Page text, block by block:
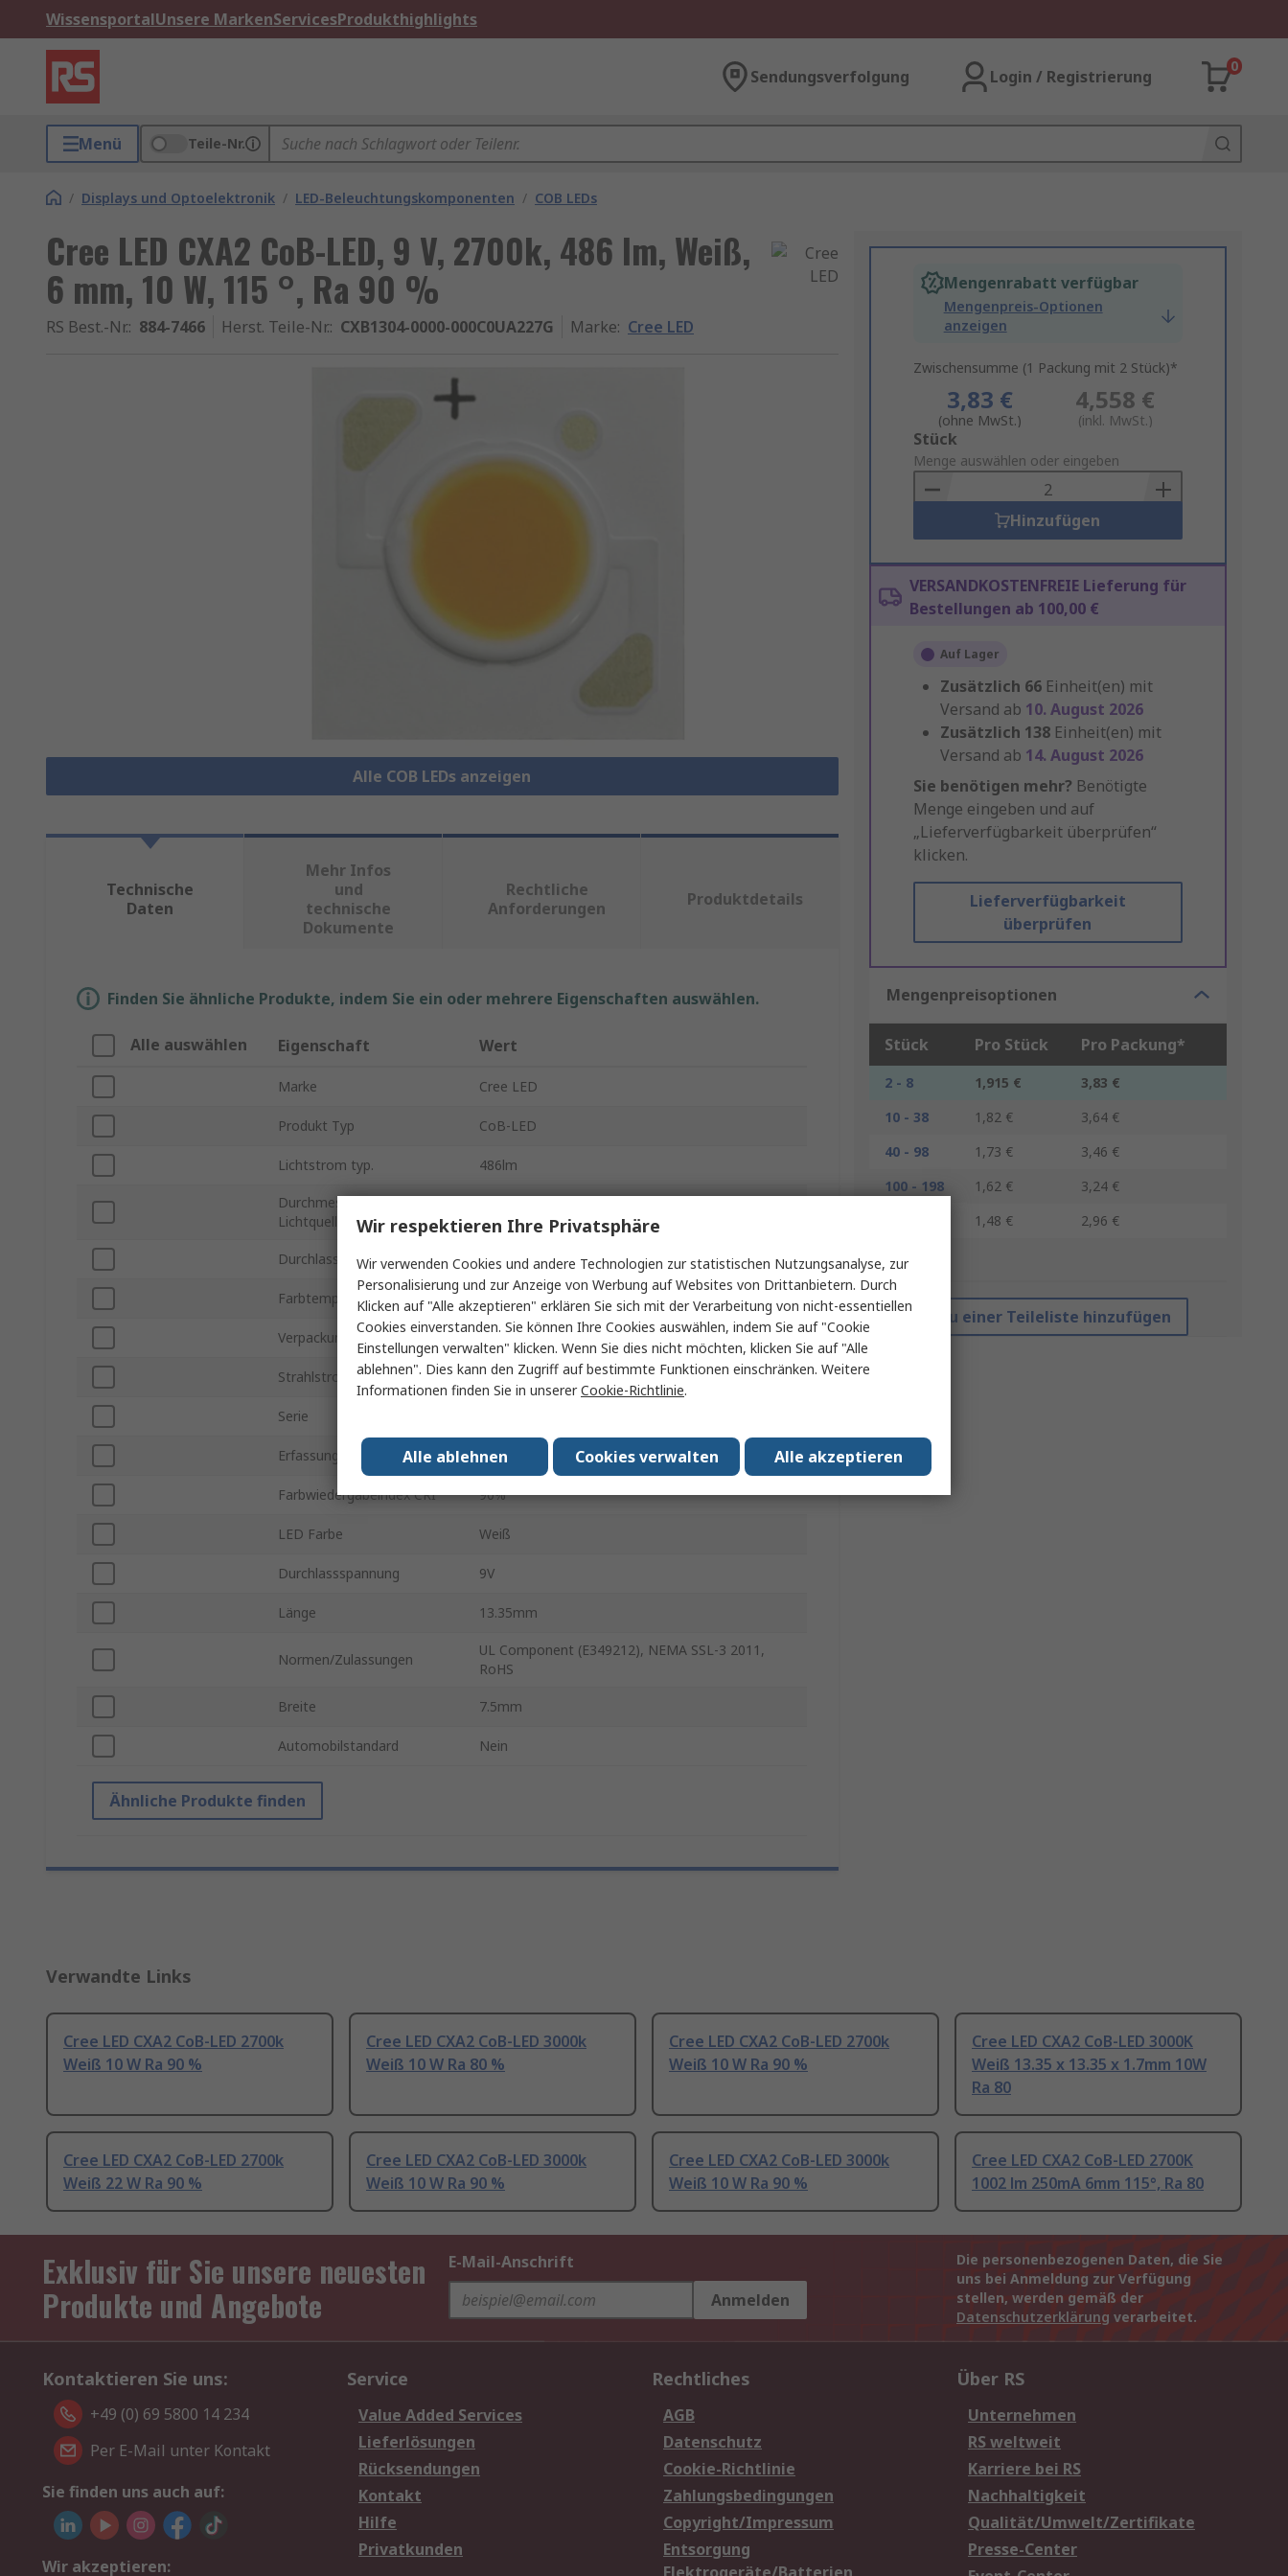
WissensportalUnsere MarkenServicesProdukthighlights
Sendungsverfolgung Login / Registrierung
0
Menü Teile-Nr.
/ Displays und Optoelektronik / LED-Beleuchtungskomponenten / COB LEDs
Cree LED CXA2 CoB-LED, 9 V, 2700k, 486 lm, Weiß,
6 mm, 10 W, 115 °, Ra 90 %
RS Best.-Nr.: 884-7466 Herst. Teile-Nr.: CXB1304-0000-000C0UA227G Marke: Cree LED
Alle COB LEDs anzeigen
Mengenrabatt verfügbar
Mengenpreis-Optionen
anzeigen
Zwischensumme (1 Packung mit 2 Stück)*
3,83 €
(ohne MwSt.)
4,558 €
(inkl. MwSt.)
Add
to
Basket
Stück
Menge auswählen oder eingeben
Hinzufügen
VERSANDKOSTENFREIE Lieferung für
Bestellungen ab 100,00 €
Auf Lager
Zusätzlich 66 Einheit(en) mit
Versand ab 10. August 2026
Zusätzlich 138 Einheit(en) mit
Versand ab 14. August 2026
Sie benötigen mehr? Benötigte
Menge eingeben und auf
„Lieferverfügbarkeit überprüfen“
klicken.
Lieferverfügbarkeit
überprüfen
Mengenpreisoptionen
Stück Pro Stück Pro Packung*
2 - 8 1,915 €
3,83 €
10 - 38
1,82 €
3,64 €
40 - 98
1,73 €
3,46 €
100 - 198
1,62 €
3,24 €
1,48 € 2,96 €
*Richtpreis
Zu einer Teileliste hinzufügen
Technische
Daten
Mehr Infos
und
technische
Dokumente
Rechtliche
Anforderungen
Produktdetails
Finden Sie ähnliche Produkte, indem Sie ein oder mehrere Eigenschaften auswählen.
Alle auswählen Eigenschaft Wert
Marke Cree LED
Produkt Typ CoB-LED
Lichtstrom typ. 486lm
Durchmesser der
Lichtquelle
Durchlassstrom max. 1000mA
Farbtemperatur 2700k
Verpackungsart Einschub
Strahlstrom 10W
Serie
Erfassungswinkel 115 °
Farbwiedergabeindex CRI 90%
LED Farbe Weiß
Durchlassspannung 9V
Länge 13.35mm
Normen/Zulassungen
UL Component (E349212), NEMA SSL-3 2011,
RoHS
Breite 7.5mm
Automobilstandard Nein
Ähnliche Produkte finden
Verwandte Links
Cree LED CXA2 CoB-LED 2700k
Weiß 10 W Ra 90 %
Cree LED CXA2 CoB-LED 3000k
Weiß 10 W Ra 80 %
Cree LED CXA2 CoB-LED 2700k
Weiß 10 W Ra 90 %
Cree LED CXA2 CoB-LED 3000K
Weiß 13.35 x 13.35 x 1.7mm 10W
Ra 80
Cree LED CXA2 CoB-LED 2700k
Weiß 22 W Ra 90 %
Cree LED CXA2 CoB-LED 3000k
Weiß 10 W Ra 90 %
Cree LED CXA2 CoB-LED 3000k
Weiß 10 W Ra 90 %
Cree LED CXA2 CoB-LED 2700K
1002 lm 250mA 6mm 115°, Ra 80
Exklusiv für Sie unsere neuesten
Produkte und Angebote
E-Mail-Anschrift
Anmelden
Die personenbezogenen Daten, die Sie
uns bei Anmeldung zur Verfügung
stellen, werden gemäß der
Datenschutzerklärung verarbeitet.
Kontaktieren Sie uns:
+49 (0) 69 5800 14 234
Per E-Mail unter Kontakt
Sie finden uns auch auf:
Wir akzeptieren:
Service
Value Added Services
Lieferlösungen
Rücksendungen
Kontakt
Hilfe
Privatkunden
Rechtliches
AGB
Datenschutz
Cookie-Richtlinie
Zahlungsbedingungen
Copyright/Impressum
Entsorgung
Über RS
Unternehmen
RS weltweit
Karriere bei RS
Nachhaltigkeit
Qualität/Umwelt/Zertifikate
Presse-Center
Wir respektieren Ihre Privatsphäre
Wir verwenden Cookies und andere Technologien zur statistischen Nutzungsanalyse, zur
Personalisierung und zur Anzeige von Werbung auf Websites von Drittanbietern. Durch
Klicken auf "Alle akzeptieren" erklären Sie sich mit der Verarbeitung von nicht-essentiellen
Cookies einverstanden. Sie können Ihre Cookies auswählen, indem Sie auf "Cookie
Einstellungen verwalten" klicken. Wenn Sie dies nicht möchten, klicken Sie auf "Alle
ablehnen". Dies kann den Zugriff auf bestimmte Funktionen einschränken. Weitere
Informationen finden Sie in unsererCookie-Richtlinie.
Alle akzeptieren
Cookies verwalten
Alle ablehnen